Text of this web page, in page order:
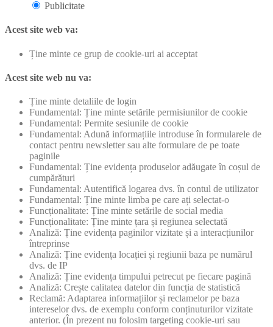
Publicitate
Acest site web va:
Ține minte ce grup de cookie-uri ai acceptat
Acest site web nu va:
Ține minte detaliile de login
Fundamental: Ține minte setările permisiunilor de cookie
Fundamental: Permite sesiunile de cookie
Fundamental: Adună informațiile introduse în formularele de
contact pentru newsletter sau alte formulare de pe toate
paginile
Fundamental: Ține evidența produselor adăugate în coșul de
cumpărături
Fundamental: Autentifică logarea dvs. în contul de utilizator
Fundamental: Ține minte limba pe care ați selectat-o
Funcționalitate: Ține minte setările de social media
Funcționalitate: Ține minte țara și regiunea selectată
Analiză: Ține evidența paginilor vizitate și a interacțiunilor
întreprinse
Analiză: Ține evidența locației și regiunii baza pe numărul
dvs. de IP
Analiză: Ține evidența timpului petrecut pe fiecare pagină
Analiză: Crește calitatea datelor din funcția de statistică
Reclamă: Adaptarea informațiilor și reclamelor pe baza
intereselor dvs. de exemplu conform conținuturilor vizitate
anterior. (În prezent nu folosim targeting cookie-uri sau